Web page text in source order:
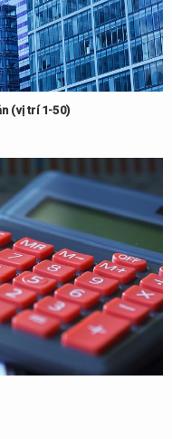
(vị trí 1-50)